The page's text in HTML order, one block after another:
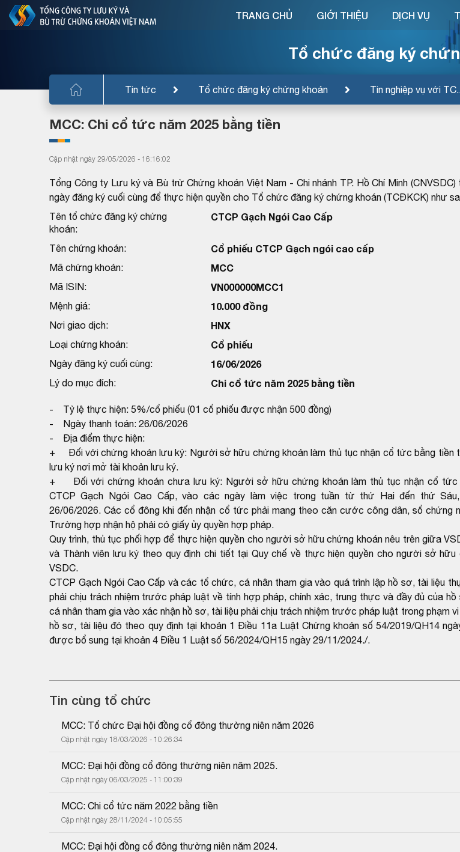
Tổ chức đăng ký
Tin tức Tổ chức đăng ký chứng khoán Tin nghiệp vụ với TC...
TRANG CHỦ GIỚI THIỆU DỊCH VỤ
MCC: Chi cổ tức năm 2025 bằng tiền
Cập nhật ngày 29/05/2026 - 16:16:02
Tổng Công ty Lưu ký và Bù trừ Chứng khoán Việt Nam - Chi nhánh TP. Hồ Chí Minh
ngày đăng ký cuối cùng để thực hiện quyền cho Tổ chức đăng ký chứng khoán (TCĐKCK) như
Tên tổ chức đăng ký chứng
khoán:
CTCP Gạch Ngói Cao Cấp
Tên chứng khoán: Cổ phiếu CTCP Gạch ngói cao cấp
Mã chứng khoán: MCC
Mã ISIN: VN000000MCC1
Mệnh giá: 10.000 đồng
Nơi giao dịch: HNX
Loại chứng khoán: Cổ phiếu
Ngày đăng ký cuối cùng: 16/06/2026
Lý do mục đích: Chi cổ tức năm 2025 bằng tiền
- Tỷ lệ thực hiện: 5%/cổ phiếu (01 cổ phiếu được nhận 500 đồng)
- Ngày thanh toán: 26/06/2026
- Địa điểm thực hiện:
+ Đối với chứng khoán lưu ký: Người sở hữu chứng khoán làm thủ tục nhận cổ tức bằng tiền
lưu ký nơi mở tài khoản lưu ký.
+ Đối với chứng khoán chưa lưu ký: Người sở hữu chứng khoán làm thủ tục nhận cổ tức
CTCP Gạch Ngói Cao Cấp, vào các ngày làm việc trong tuần từ thứ Hai đến thứ
26/06/2026. Các cổ đông khi đến nhận cổ tức phải mang theo căn cước công dân, sổ chứng
Trường hợp nhận hộ phải có giấy ủy quyền hợp pháp.
Quy trình, thủ tục phối hợp để thực hiện quyền cho người sở hữu chứng khoán nêu trên giữa
và Thành viên lưu ký theo quy định chi tiết tại Quy chế về thực hiện quyền cho người sở hữu
VSDC.
CTCP Gạch Ngói Cao Cấp và các tổ chức, cá nhân tham gia vào quá trình lập hồ sơ, tài liệu
phải chịu trách nhiệm trước pháp luật về tính hợp pháp, chính xác, trung thực và đầy đủ của hồ
cá nhân tham gia vào xác nhận hồ sơ, tài liệu phải chịu trách nhiệm trước pháp luật trong phạm vi
hồ sơ, tài liệu đó theo quy định tại khoản 1 Điều 11a Luật Chứng khoán số 54/2019/QH14
được bổ sung tại khoản 4 Điều 1 Luật số 56/2024/QH15 ngày 29/11/2024./.
Tin cùng tổ chức
MCC: Tổ chức Đại hội đồng cổ đông thường niên năm 2026
Cập nhật ngày 18/03/2026 - 10:26:34
MCC: Đại hội đồng cổ đông thường niên năm 2025.
Cập nhật ngày 06/03/2025 - 11:00:39
MCC: Chi cổ tức năm 2022 bằng tiền
Cập nhật ngày 28/11/2024 - 10:05:55
MCC: Đại hội đồng cổ đông thường niên năm 2024.